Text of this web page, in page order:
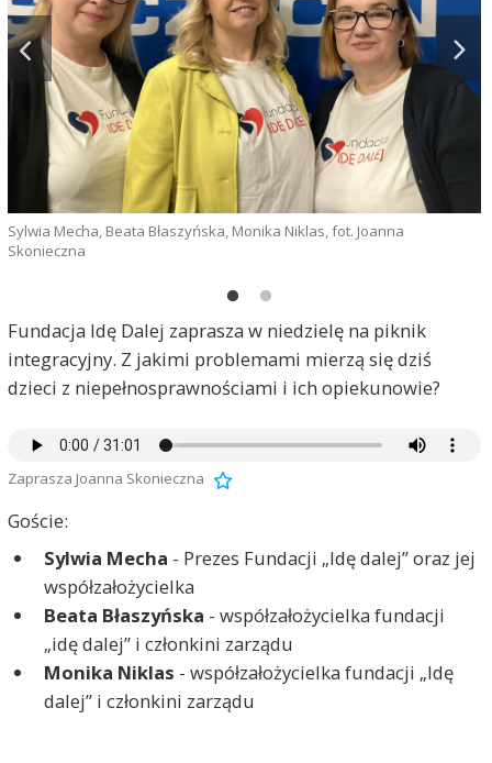
Sylwia Mecha, Beata Błaszyńska, Monika Niklas, fot. Joanna
Skonieczna
Fundacja Idę Dalej zaprasza w niedzielę na piknik
integracyjny. Z jakimi problemami mierzą się dziś
dzieci z niepełnosprawnościami i ich opiekunowie?
Zaprasza Joanna Skonieczna
Goście:
Sylwia Mecha - Prezes Fundacji „Idę dalej” oraz jej
współzałożycielka
Beata Błaszyńska - współzałożycielka fundacji
„idę dalej” i członkini zarządu
Monika Niklas - współzałożycielka fundacji „Idę
dalej” i członkini zarządu